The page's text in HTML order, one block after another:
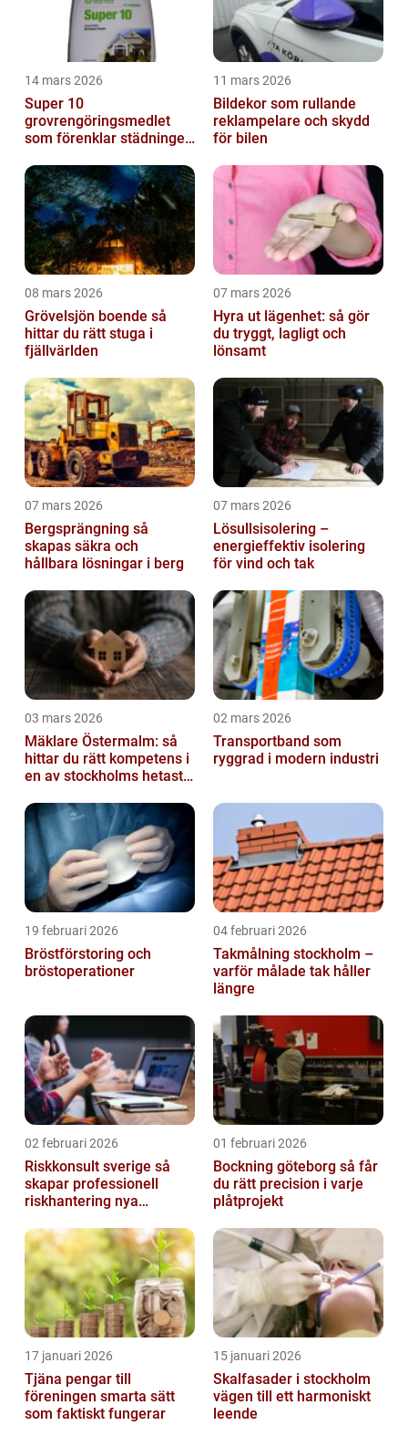
14 mars 2026
Super 10
grovrengöringsmedlet
som förenklar städningen
11 mars 2026
Bildekor som rullande
reklampelare och skydd
för bilen
08 mars 2026
Grövelsjön boende så
hittar du rätt stuga i
fjällvärlden
07 mars 2026
Hyra ut lägenhet: så gör
du tryggt, lagligt och
lönsamt
07 mars 2026
Bergsprängning så
skapas säkra och
hållbara lösningar i berg
07 mars 2026
Lösullsisolering –
energieffektiv isolering
för vind och tak
03 mars 2026
Mäklare Östermalm: så
hittar du rätt kompetens i
en av stockholms hetaste
02 mars 2026
Transportband som
ryggrad i modern industri
19 februari 2026
Bröstförstoring och
bröstoperationer
04 februari 2026
Takmålning stockholm –
varför målade tak håller
längre
02 februari 2026
Riskkonsult sverige så
skapar professionell
riskhantering nya
01 februari 2026
Bockning göteborg så får
du rätt precision i varje
plåtprojekt
17 januari 2026
Tjäna pengar till
föreningen smarta sätt
som faktiskt fungerar
15 januari 2026
Skalfasader i stockholm
vägen till ett harmoniskt
leende